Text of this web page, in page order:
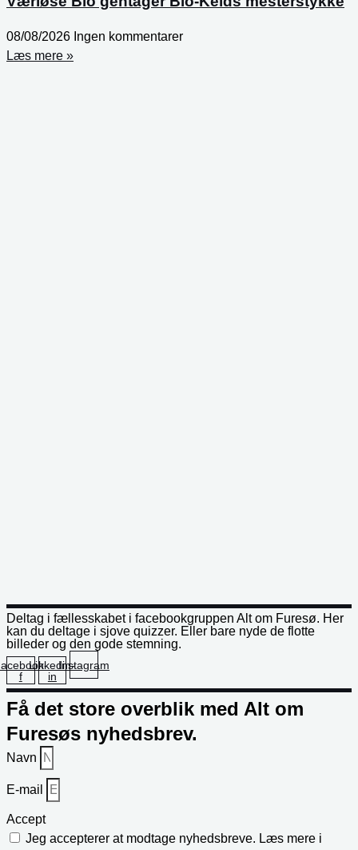
08/08/2026 Ingen kommentarer
Læs mere »
Deltag i fællesskabet i facebookgruppen Alt om Furesø. Her
kan du deltage i sjove quizzer. Eller bare nyde de flotte
billeder og den gode stemning.
f
Linkedin-
in
Instagram
Få det store overblik med Alt om
Furesøs nyhedsbrev.
Navn
E-mail
Accept
Jeg accepterer at modtage nyhedsbreve. Læs mere i